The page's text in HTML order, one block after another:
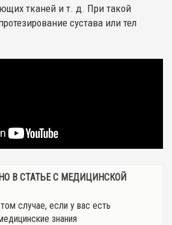
тканей и т. д. При такой
сустава или тел
В СТАТЬЕ С МЕДИЦИНСКОЙ
случае, если у вас есть
знания